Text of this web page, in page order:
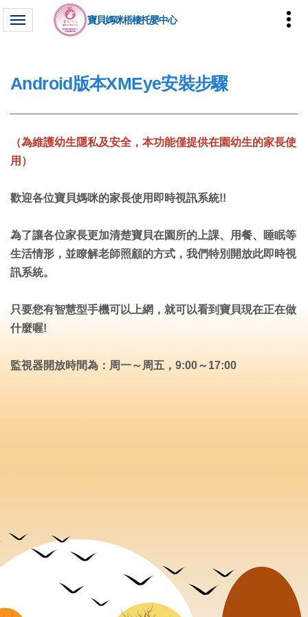
寶貝媽咪梧棲托嬰中心
Android版本XMEye安裝步驟
（為維護幼生隱私及安全，本功能僅提供在園幼生的家長使
用）
歡迎各位寶貝媽咪的家長使用即時視訊系統!!
為了讓各位家長更加清楚寶貝在園所的上課、用餐、睡眠等
生活情形，並瞭解老師照顧的方式，我們特別開放此即時視
訊系統。
只要您有智慧型手機可以上網，就可以看到寶貝現在正在做
什麼喔!
監視器開放時間為：周一～周五，9:00～17:00